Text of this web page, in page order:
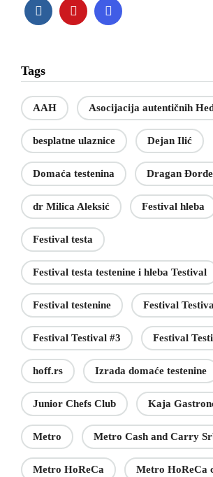
Tags
AAH Asocijacija autentičnih
besplatne ulaznice Dejan Ilić
Domaća testenina Dragan
dr Milica Aleksić Festival hleba
Festival testa
Festival testa testenine i hleba Testival
Festival testenine Festival
Festival Testival #3 Festival
hoff.rs Izrada domaće testenine
Junior Chefs Club Kaja
Metro Metro Cash and Carry
Metro HoReCa Metro HoReCa